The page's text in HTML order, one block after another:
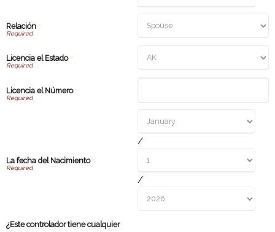
Relación *
Licencia el Estado*
Licencia el Número*
La fecha del Nacimiento*
/
/
¿Este controlador tiene cualquier